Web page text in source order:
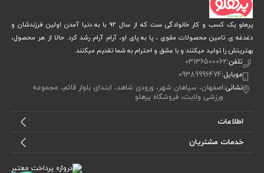
پرهلو یک کسب و کار خانوادگی ست که از سال 92 با به دنیا آمدن اولین فرزندشان و
دغدغه ی تامین محصولات مقوی ، پا به پای او، آرام آرام رشد کرد. حالا از هر محصول،
بهترینش را تولید میکنند و با عشق و احترام به شما تقدیم میکنند.
تلفن:03136500062
موبایل:09389996474
نشانی:اصفهان، سپاهان شهر، ورودی شاهد، ابتدای بلوار قائم، مجموعه
ورزشی ولایت، فروشگاه پرهلو
اطلاعات
خدمات مشتریان